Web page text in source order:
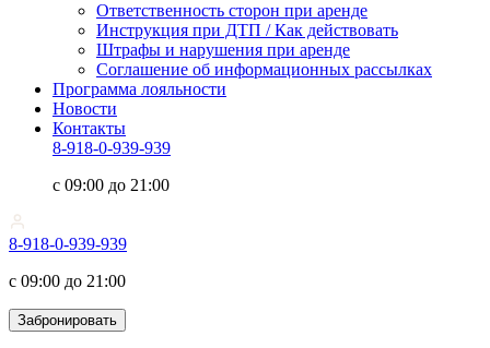
Ответственность сторон при аренде
Инструкция при ДТП / Как действовать
Штрафы и нарушения при аренде
Соглашение об информационных рассылках
Программа лояльности
Новости
Контакты
8-918-0-939-939
с 09:00 до 21:00
8-918-0-939-939
с 09:00 до 21:00
Забронировать